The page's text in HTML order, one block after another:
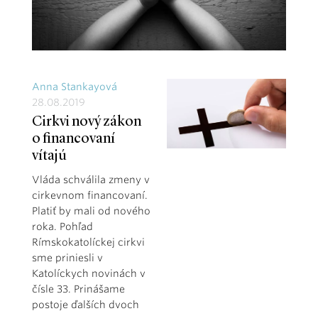
Anna Stankayová
28.08.2019
Cirkvi nový zákon
o financovaní
vítajú
Vláda schválila zmeny v
cirkevnom financovaní.
Platiť by mali od nového
roka. Pohľad
Rímskokatolíckej cirkvi
sme priniesli v
Katolíckych novinách v
čísle 33. Prinášame
postoje ďalších dvoch